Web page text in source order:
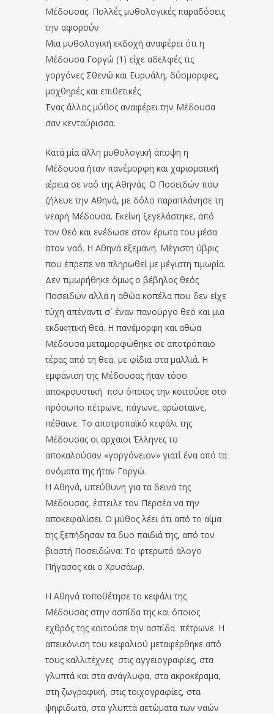
Μέδουσας. Πολλές μυθολογικές παραδόσεις
την αφορούν.
Μια μυθολογική εκδοχή αναφέρει ότι η
Μέδουσα Γοργώ (1) είχε αδελφές τις
γοργόνες Σθενώ και Ευρυάλη, δύσμορφες,
μοχθηρές και επιθετικές
Ένας άλλος μύθος αναφέρει την Μέδουσα
σαν κενταύρισσα.
Κατά μία άλλη μυθολογική άποψη η
Μέδουσα ήταν πανέμορφη και χαρισματική
ιέρεια σε ναό της Αθηνάς. Ο Ποσειδών που
ζήλευε την Αθηνά, με δόλο παραπλάνησε τη
νεαρή Μέδουσα. Εκείνη ξεγελάστηκε, από
τον θεό και ενέδωσε στον έρωτα του μέσα
στον ναό. Η Αθηνά εξεμάνη. Μέγιστη ύβρις
που έπρεπε να πληρωθεί με μέγιστη τιμωρία.
Δεν τιμωρήθηκε όμως ο βέβηλος θεός
Ποσειδών αλλά η αθώα κοπέλα που δεν είχε
τύχη απέναντι σ` έναν πανούργο θεό και μια
εκδικητική θεά. Η πανέμορφη και αθώα
Μέδουσα μεταμορφώθηκε σε αποτρόπαιο
τέρας από τη θεά, με φίδια στα μαλλιά. Η
εμφάνιση της Μέδουσας ήταν τόσο
αποκρουστική που όποιος την κοιτούσε στο
πρόσωπο πέτρωνε, πάγωνε, αρώσταινε,
πέθαινε. Το αποτροπαϊκό κεφάλι της
Μέδουσας οι αρχαιοι Έλληνες το
αποκαλούσαν «γοργόνειον» γιατί ένα από τα
ονόματα της ήταν Γοργώ.
Η Αθηνά, υπεύθυνη για τα δεινά της
Μέδουσας, έστειλε τον Περσέα να την
αποκεφαλίσει. Ο μύθος λέει ότι από το αίμα
της ξεπήδησαν τα δυο παιδιά της, από τον
βιαστή Ποσειδώνα: Το φτερωτό άλογο
Πήγασος και ο Χρυσάωρ.
Η Αθηνά τοποθέτησε το κεφάλι της
Μέδουσας στην ασπίδα της και όποιος
εχθρός της κοιτούσε την ασπίδα πέτρωνε. Η
απεικόνιση του κεφαλιού μεταφέρθηκε από
τους καλλιτέχνες στις αγγειογραφίες, στα
γλυπτά και στα ανάγλυφα, στα ακροκέραμα,
στη ζωγραφική, στις τοιχογραφίες, στα
ψηφιδωτά, στα γλυπτά αετώματα των ναών